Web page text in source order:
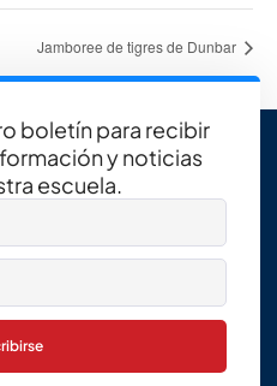
Jamboree de tigres de Dunbar
boletín para recibir
y noticias
escuela.